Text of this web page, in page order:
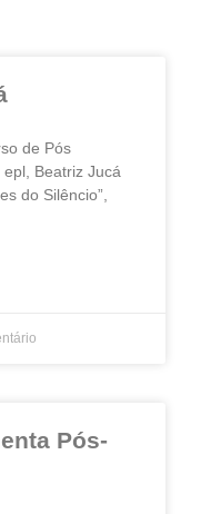
de Pós
Beatriz Jucá
do Silêncio”,
Pós-